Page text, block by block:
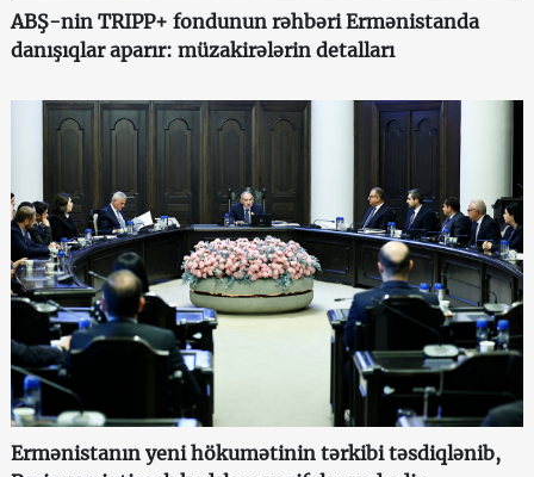
ABŞ-nin TRIPP+ fondunun rəhbəri Ermənistanda
danışıqlar aparır: müzakirələrin detalları
Ermənistanın yeni hökumətinin tərkibi təsdiqlənib,